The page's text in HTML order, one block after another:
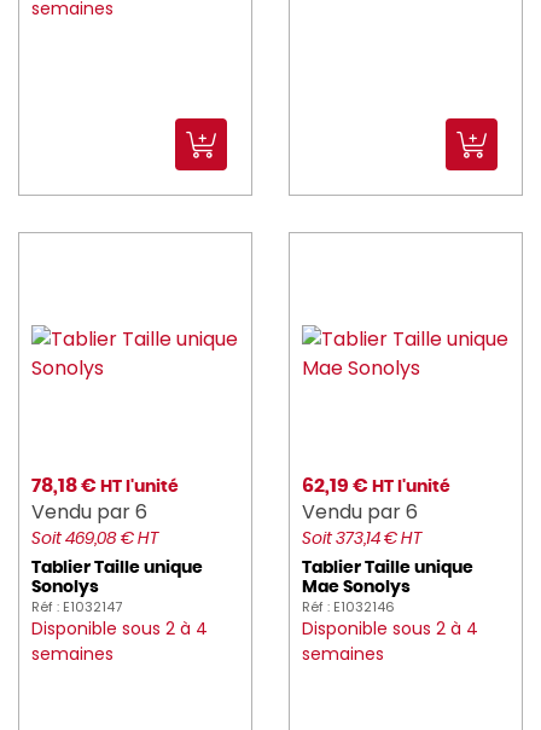
semaines
78,18 € HT l'unité
Vendu par 6
Soit 469,08 € HT
Tablier Taille unique
Sonolys
Réf : E1032147
Disponible sous 2 à 4
semaines
62,19 € HT l'unité
Vendu par 6
Soit 373,14 € HT
Tablier Taille unique
Mae Sonolys
Réf : E1032146
Disponible sous 2 à 4
semaines